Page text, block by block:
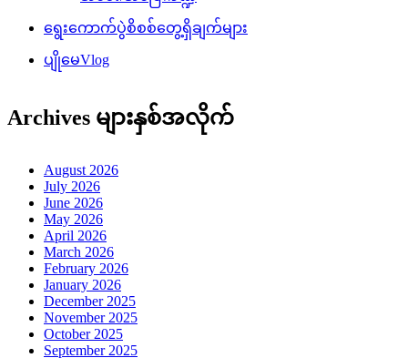
ရွေးကောက်ပွဲစိစစ်တွေ့ရှိချက်များ
ပျိုမေVlog
Archives များနှစ်အလိုက်
August 2026
July 2026
June 2026
May 2026
April 2026
March 2026
February 2026
January 2026
December 2025
November 2025
October 2025
September 2025